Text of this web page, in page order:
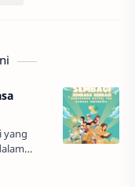
yang
alat
m…